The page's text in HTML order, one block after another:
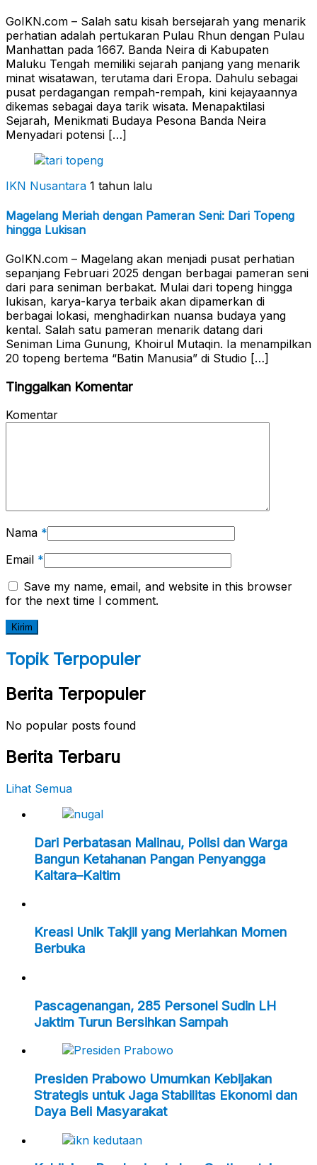
GoIKN.com – Salah satu kisah bersejarah yang menarik
perhatian adalah pertukaran Pulau Rhun dengan Pulau
Manhattan pada 1667. Banda Neira di Kabupaten
Maluku Tengah memiliki sejarah panjang yang menarik
minat wisatawan, terutama dari Eropa. Dahulu sebagai
pusat perdagangan rempah-rempah, kini kejayaannya
dikemas sebagai daya tarik wisata. Menapaktilasi
Sejarah, Menikmati Budaya Pesona Banda Neira
Menyadari potensi […]
IKN Nusantara 1 tahun lalu
Magelang Meriah dengan Pameran Seni: Dari Topeng
hingga Lukisan
GoIKN.com – Magelang akan menjadi pusat perhatian
sepanjang Februari 2025 dengan berbagai pameran seni
dari para seniman berbakat. Mulai dari topeng hingga
lukisan, karya-karya terbaik akan dipamerkan di
berbagai lokasi, menghadirkan nuansa budaya yang
kental. Salah satu pameran menarik datang dari
Seniman Lima Gunung, Khoirul Mutaqin. Ia menampilkan
20 topeng bertema “Batin Manusia” di Studio […]
Tinggalkan Komentar
Komentar
Nama *
Email *
Save my name, email, and website in this browser
for the next time I comment.
Topik Terpopuler
Berita Terpopuler
No popular posts found
Berita Terbaru
Lihat Semua
Dari Perbatasan Malinau, Polisi dan Warga
Bangun Ketahanan Pangan Penyangga
Kaltara–Kaltim
Kreasi Unik Takjil yang Meriahkan Momen
Berbuka
Pascagenangan, 285 Personel Sudin LH
Jaktim Turun Bersihkan Sampah
Presiden Prabowo Umumkan Kebijakan
Strategis untuk Jaga Stabilitas Ekonomi dan
Daya Beli Masyarakat